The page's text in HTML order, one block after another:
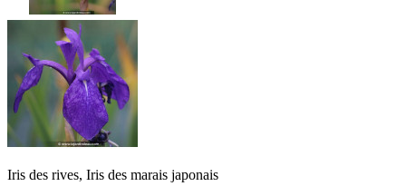
Iris des rives, Iris des marais japonais